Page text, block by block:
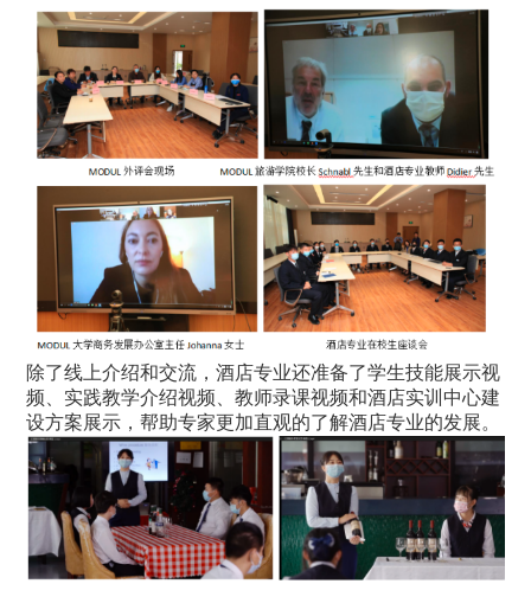
除了线上介绍和交流，酒店专业还准备了学生技能展示视
频、实践教学介绍视频、教师录课视频和酒店实训中心建
设方案展示，帮助专家更加直观的了解酒店专业的发展。